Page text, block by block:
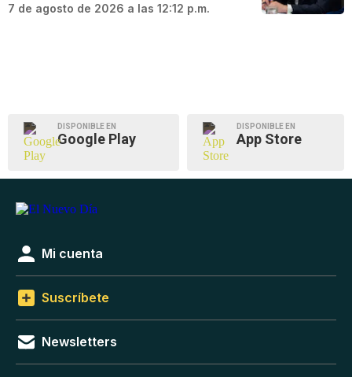
7 de agosto de 2026 a las 12:12 p.m.
DISPONIBLE EN
Google Play
DISPONIBLE EN
App Store
Mi cuenta
Suscríbete
Newsletters